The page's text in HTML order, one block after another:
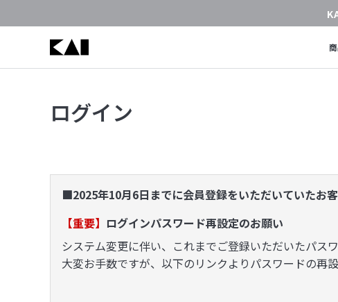
ログイン
■2025年10月6日までに会員登録をいただいていたお
【重要】 ログインパスワード再設定のお願い
システム変更に伴い、これまでご登録いただいたパス
大変お手数ですが、以下のリンクよりパスワードの再